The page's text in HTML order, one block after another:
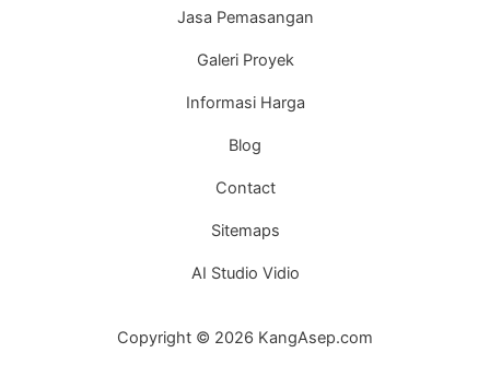
Jasa Pemasangan
Galeri Proyek
Informasi Harga
Blog
Contact
Sitemaps
AI Studio Vidio
Copyright © 2026 KangAsep.com